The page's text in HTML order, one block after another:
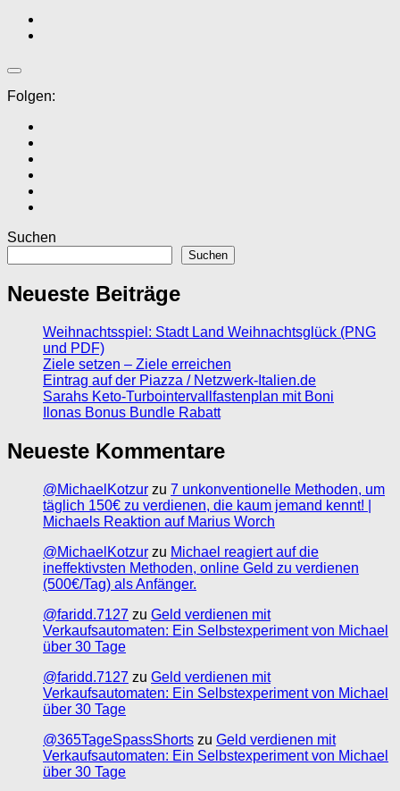
Folgen:
Suchen
Suchen
Neueste Beiträge
Weihnachtsspiel: Stadt Land Weihnachtsglück (PNG
und PDF)
Ziele setzen – Ziele erreichen
Eintrag auf der Piazza / Netzwerk-Italien.de
Sarahs Keto-Turbointervallfastenplan mit Boni
Ilonas Bonus Bundle Rabatt
Neueste Kommentare
@MichaelKotzur zu 7 unkonventionelle Methoden, um
täglich 150€ zu verdienen, die kaum jemand kennt! |
Michaels Reaktion auf Marius Worch
@MichaelKotzur zu Michael reagiert auf die
ineffektivsten Methoden, online Geld zu verdienen
(500€/Tag) als Anfänger.
@faridd.7127 zu Geld verdienen mit
Verkaufsautomaten: Ein Selbstexperiment von Michael
über 30 Tage
@faridd.7127 zu Geld verdienen mit
Verkaufsautomaten: Ein Selbstexperiment von Michael
über 30 Tage
@365TageSpassShorts zu Geld verdienen mit
Verkaufsautomaten: Ein Selbstexperiment von Michael
über 30 Tage